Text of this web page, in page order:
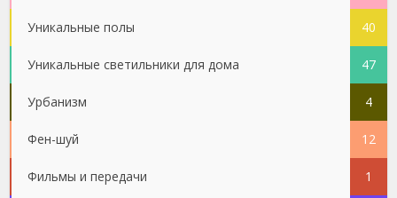
Уникальные полы 40
Уникальные светильники для дома 47
Урбанизм 4
Фен-шуй 12
Фильмы и передачи 1